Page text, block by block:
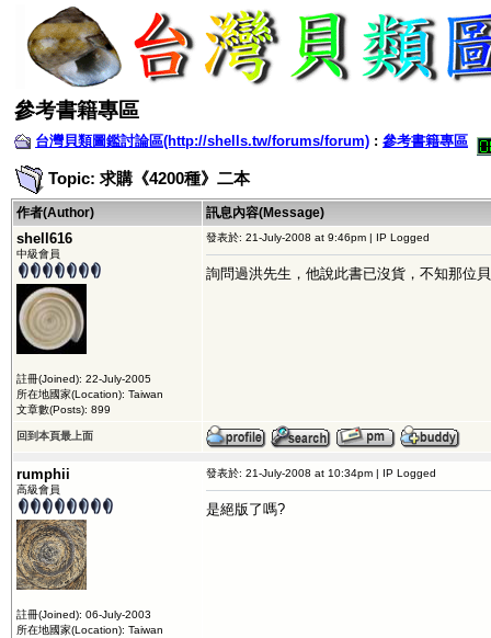
參考書籍專區
台灣貝類圖鑑討論區(http://shells.tw/forums/forum) : 參考書籍專區
Topic: 求購《4200種》二本
作者(Author) 訊息內容(Message)
shell616
中級會員
註冊(Joined): 22-July-2005
所在地國家(Location): Taiwan
文章數(Posts): 899
發表於: 21-July-2008 at 9:46pm | IP Logged
詢問過洪先生，他說此書已沒貨，不知那位
回到本頁最上面
rumphii
高級會員
註冊(Joined): 06-July-2003
所在地國家(Location): Taiwan
發表於: 21-July-2008 at 10:34pm | IP Logged
是絕版了嗎?